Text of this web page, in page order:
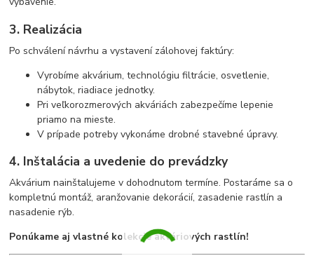
3. Realizácia
Po schválení návrhu a vystavení zálohovej faktúry:
Vyrobíme akvárium, technológiu filtrácie, osvetlenie,
nábytok, riadiace jednotky.
Pri veľkorozmerových akváriách zabezpečíme lepenie
priamo na mieste.
V prípade potreby vykonáme drobné stavebné úpravy.
4. Inštalácia a uvedenie do prevádzky
Akvárium nainštalujeme v dohodnutom termíne. Postaráme sa o
kompletnú montáž, aranžovanie dekorácií, zasadenie rastlín a
nasadenie rýb.
Ponúkame aj vlastné kolekcie akváriových rastlín!